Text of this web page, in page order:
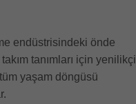
endüstrisindeki önde
tanımları için yenilikçi
yaşam döngüsü